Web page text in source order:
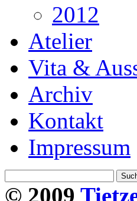
2012
Atelier
Vita &
Archiv
Kontakt
Impressum
© 2009